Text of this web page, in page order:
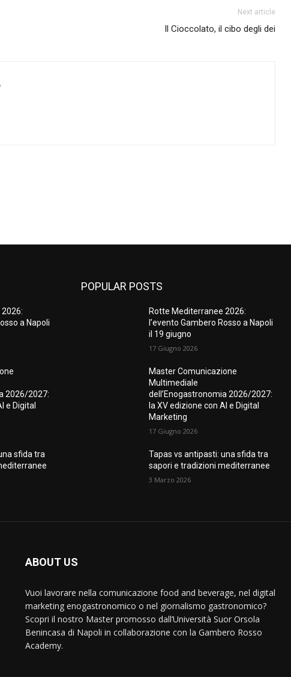
Next article
Il Cioccolato, il cibo degli dei
a Napoli
2026/2027:
e Digital
sfida tra
POPULAR POSTS
Rotte Mediterranee 2026:
l’evento Gambero Rosso a Napoli
il 19 giugno
17 Giugno 2026
Master Comunicazione
Multimediale
dell’Enogastronomia 2026/2027:
la XV edizione con AI e Digital
Marketing
17 Giugno 2026
Tapas vs antipasti: una sfida tra
sapori e tradizioni mediterranee
3 Marzo 2026
ABOUT US
Vuoi lavorare nella comunicazione food and beverage, nel digital
marketing enogastronomico o nel giornalismo gastronomico?
Scopri il nostro Master promosso dall’Università Suor Orsola
Benincasa di Napoli in collaborazione con la Gambero Rosso
Academy.